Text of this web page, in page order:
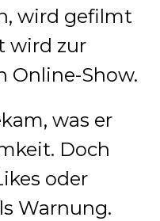
wird gefilmt
wird zur
Online-Show.
was er
Doch
oder
Warnung.